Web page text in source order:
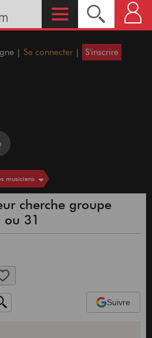
| Se connecter | S'inscrire
musiciens
cherche groupe
ou 31
Suivre